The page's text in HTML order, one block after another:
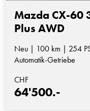
Mazda CX-60
Plus AWD
Neu | 100 km | 254
Automatik-Getriebe
CHF
64'500.-